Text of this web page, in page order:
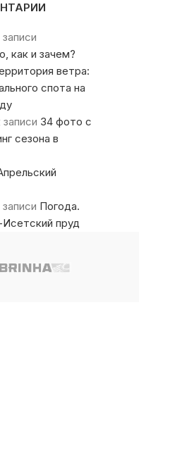
записи
как и зачем?
ветра:
спота на
записи 34 фото с
сезона в
записи Погода.
пруд